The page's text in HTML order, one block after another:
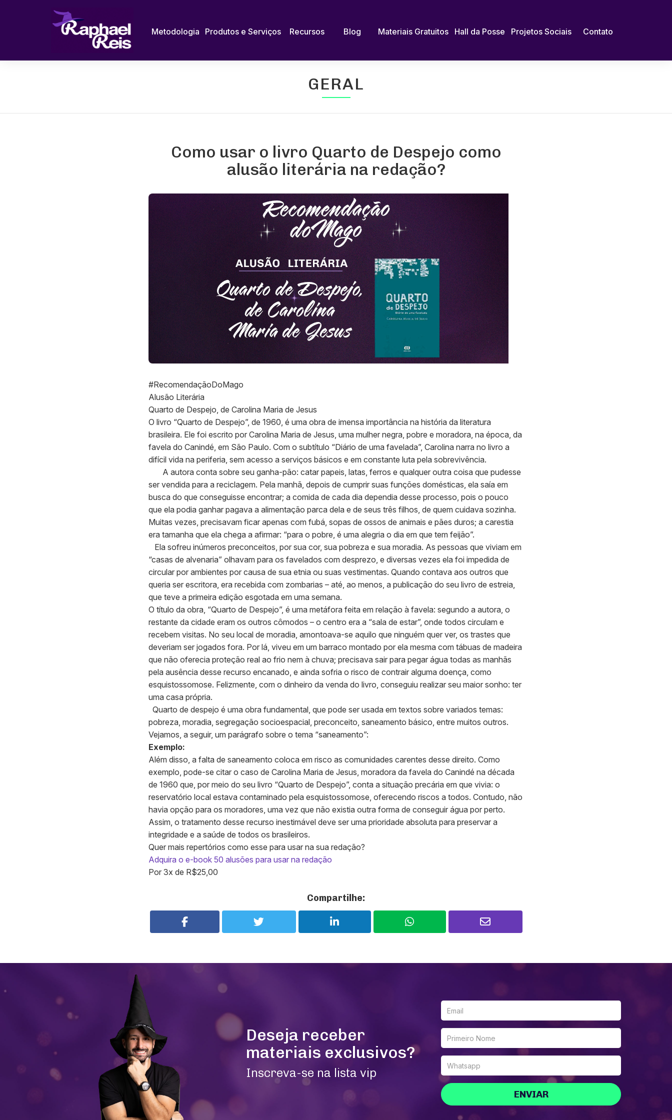
Metodologia Produtos e Serviços Recursos Blog Materiais Gratuitos Hall da Posse Projetos Sociais Contato
GERAL
Como usar o livro Quarto de Despejo como
alusão literária na redação?
#RecomendaçãoDoMago
Alusão Literária
Quarto de Despejo, de Carolina Maria de Jesus
O livro “Quarto de Despejo”, de 1960, é uma obra de imensa importância na história da literatura
brasileira. Ele foi escrito por Carolina Maria de Jesus, uma mulher negra, pobre e moradora, na época, da
favela do Canindé, em São Paulo. Com o subtítulo “Diário de uma favelada”, Carolina narra no livro a
difícil vida na periferia, sem acesso a serviços básicos e em constante luta pela sobrevivência.
A autora conta sobre seu ganha-pão: catar papeis, latas, ferros e qualquer outra coisa que pudesse
ser vendida para a reciclagem. Pela manhã, depois de cumprir suas funções domésticas, ela saía em
busca do que conseguisse encontrar; a comida de cada dia dependia desse processo, pois o pouco
que ela podia ganhar pagava a alimentação parca dela e de seus três filhos, de quem cuidava sozinha.
Muitas vezes, precisavam ficar apenas com fubá, sopas de ossos de animais e pães duros; a carestia
era tamanha que ela chega a afirmar: “para o pobre, é uma alegria o dia em que tem feijão”.
Ela sofreu inúmeros preconceitos, por sua cor, sua pobreza e sua moradia. As pessoas que viviam em
“casas de alvenaria” olhavam para os favelados com desprezo, e diversas vezes ela foi impedida de
circular por ambientes por causa de sua etnia ou suas vestimentas. Quando contava aos outros que
queria ser escritora, era recebida com zombarias – até, ao menos, a publicação do seu livro de estreia,
que teve a primeira edição esgotada em uma semana.
O título da obra, “Quarto de Despejo”, é uma metáfora feita em relação à favela: segundo a autora, o
restante da cidade eram os outros cômodos – o centro era a “sala de estar”, onde todos circulam e
recebem visitas. No seu local de moradia, amontoava-se aquilo que ninguém quer ver, os trastes que
deveriam ser jogados fora. Por lá, viveu em um barraco montado por ela mesma com tábuas de madeira
que não oferecia proteção real ao frio nem à chuva; precisava sair para pegar água todas as manhãs
pela ausência desse recurso encanado, e ainda sofria o risco de contrair alguma doença, como
esquistossomose. Felizmente, com o dinheiro da venda do livro, conseguiu realizar seu maior sonho: ter
uma casa própria.
Quarto de despejo é uma obra fundamental, que pode ser usada em textos sobre variados temas:
pobreza, moradia, segregação socioespacial, preconceito, saneamento básico, entre muitos outros.
Vejamos, a seguir, um parágrafo sobre o tema “saneamento”:
Exemplo:
Além disso, a falta de saneamento coloca em risco as comunidades carentes desse direito. Como
exemplo, pode-se citar o caso de Carolina Maria de Jesus, moradora da favela do Canindé na década
de 1960 que, por meio do seu livro “Quarto de Despejo”, conta a situação precária em que vivia: o
reservatório local estava contaminado pela esquistossomose, oferecendo riscos a todos. Contudo, não
havia opção para os moradores, uma vez que não existia outra forma de conseguir água por perto.
Assim, o tratamento desse recurso inestimável deve ser uma prioridade absoluta para preservar a
integridade e a saúde de todos os brasileiros.
Quer mais repertórios como esse para usar na sua redação?
Adquira o e-book 50 alusões para usar na redação
Por 3x de R$25,00
Compartilhe:
Deseja receber
materiais exclusivos?
Inscreva-se na lista vip
ENVIAR